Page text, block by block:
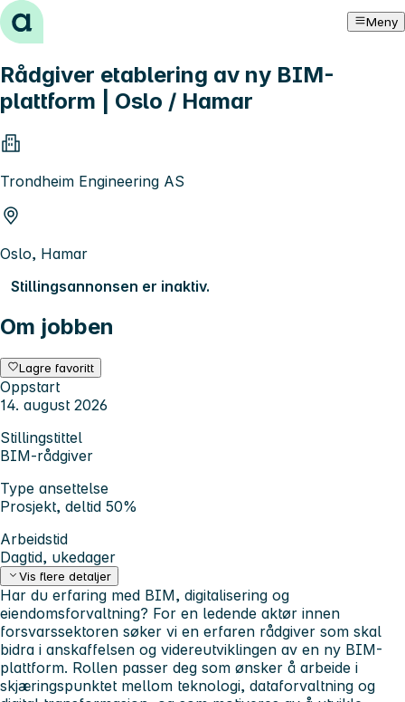
Hopp til innhold Meny
Rådgiver etablering av ny BIM-
plattform | Oslo / Hamar
Trondheim Engineering AS
Oslo, Hamar
Stillingsannonsen er inaktiv.
Om jobben
Lagre favoritt
Oppstart
14. august 2026
Stillingstittel
BIM-rådgiver
Type ansettelse
Prosjekt, deltid 50%
Arbeidstid
Dagtid, ukedager
Vis flere detaljer
Har du erfaring med BIM, digitalisering og
eiendomsforvaltning? For en ledende aktør innen
forsvarssektoren søker vi en erfaren rådgiver som skal
bidra i anskaffelsen og videreutviklingen av en ny BIM-
plattform. Rollen passer deg som ønsker å arbeide i
skjæringspunktet mellom teknologi, dataforvaltning og